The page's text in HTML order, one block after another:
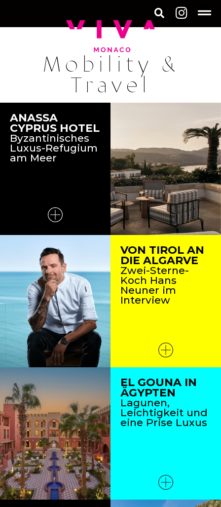
Mobility &
Travel
ANASSA
CYPRUS HOTEL
Byzantinisches
Luxus-Refugium
am Meer
VON TIROL AN
DIE ALGARVE
Zwei-Sterne-
Koch Hans
Neuner im
Interview
EL GOUNA IN
ÄGYPTEN
Lagunen,
Leichtigkeit und
eine Prise Luxus